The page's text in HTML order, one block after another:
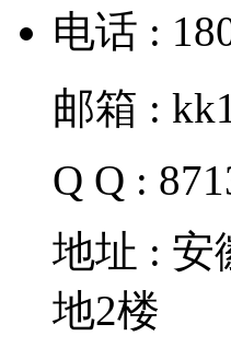
电话 :
邮箱 :
Q Q :
地址 : 安
地2楼